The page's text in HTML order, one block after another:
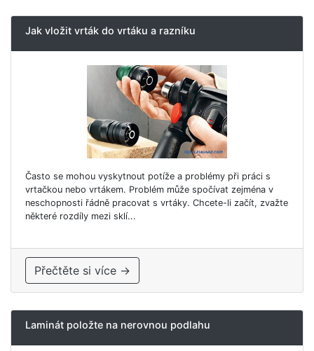
Jak vložit vrták do vrtáku a razníku
Často se mohou vyskytnout potíže a problémy při práci s
vrtačkou nebo vrtákem. Problém může spočívat zejména v
neschopnosti řádně pracovat s vrtáky. Chcete-li začít, zvažte
některé rozdíly mezi sklí...
Přečtěte si více →
Laminát položte na nerovnou podlahu